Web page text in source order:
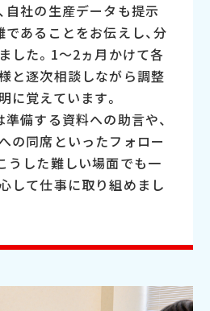
自社の生産データも提示
であることをお伝えし、分
した。1～2ヵ月かけて各
と逐次相談しながら調整
に覚えています。
準備する資料への助言や、
の同席といったフォロー
うした難しい場面でも一
して仕事に取り組めまし